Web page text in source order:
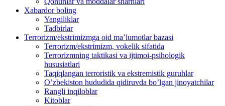
Xabardor boling
Yangiliklar
Tadbirlar
Terrorizm/ekstrimizmga oid ma’lumotlar bazasi
Terrorizm/ekstrimizm, vokelik sifatida
Terrorizmning taktikasi va ijtimoi-psihologik
hususiatlari
Taqiqlangan terroristik va ekstremistik guruhlar
O’zbekiston hududida qidiruvda bo’lgan jinoyatchilar
Rangli inqiloblar
Kitoblar